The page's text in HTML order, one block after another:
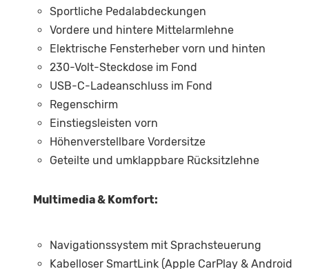
Sportliche Pedalabdeckungen
Vordere und hintere Mittelarmlehne
Elektrische Fensterheber vorn und hinten
230-Volt-Steckdose im Fond
USB-C-Ladeanschluss im Fond
Regenschirm
Einstiegsleisten vorn
Höhenverstellbare Vordersitze
Geteilte und umklappbare Rücksitzlehne
Multimedia & Komfort:
Navigationssystem mit Sprachsteuerung
Kabelloser SmartLink (Apple CarPlay & Android